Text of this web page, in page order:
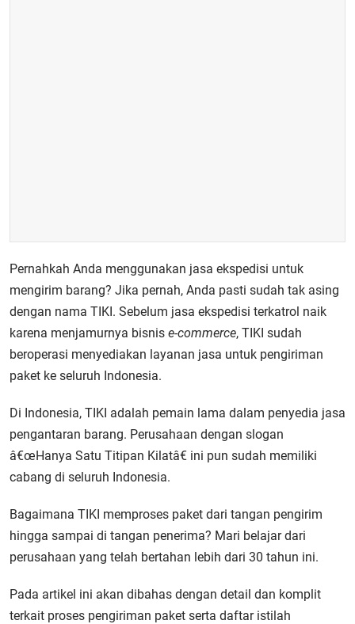
Pernahkah Anda menggunakan jasa ekspedisi untuk
mengirim barang? Jika pernah, Anda pasti sudah tak asing
dengan nama TIKI. Sebelum jasa ekspedisi terkatrol naik
karena menjamurnya bisnis e-commerce, TIKI sudah
beroperasi menyediakan layanan jasa untuk pengiriman
paket ke seluruh Indonesia.
Di Indonesia, TIKI adalah pemain lama dalam penyedia jasa
pengantaran barang. Perusahaan dengan slogan
â€œHanya Satu Titipan Kilatâ€ ini pun sudah memiliki
cabang di seluruh Indonesia.
Bagaimana TIKI memproses paket dari tangan pengirim
hingga sampai di tangan penerima? Mari belajar dari
perusahaan yang telah bertahan lebih dari 30 tahun ini.
Pada artikel ini akan dibahas dengan detail dan komplit
terkait proses pengiriman paket serta daftar istilah